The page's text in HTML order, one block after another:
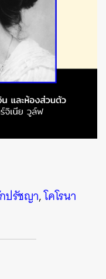
ปรัชญา,โคโรนา